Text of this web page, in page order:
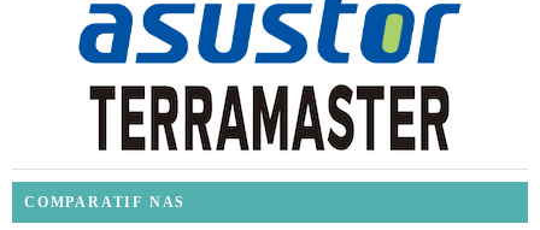
COMPARATIF NAS